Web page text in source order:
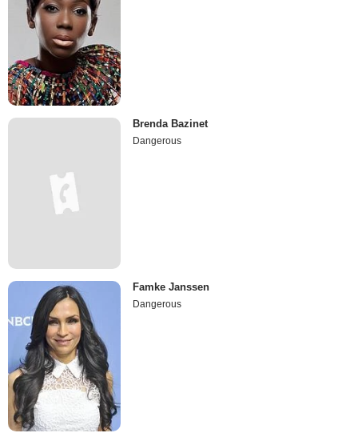
Brenda Bazinet
Dangerous
Famke Janssen
Dangerous